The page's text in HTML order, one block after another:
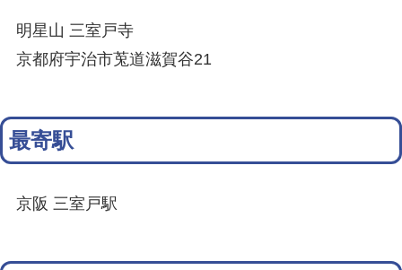
明星山 三室戸寺
京都府宇治市莵道滋賀谷21
最寄駅
京阪 三室戸駅